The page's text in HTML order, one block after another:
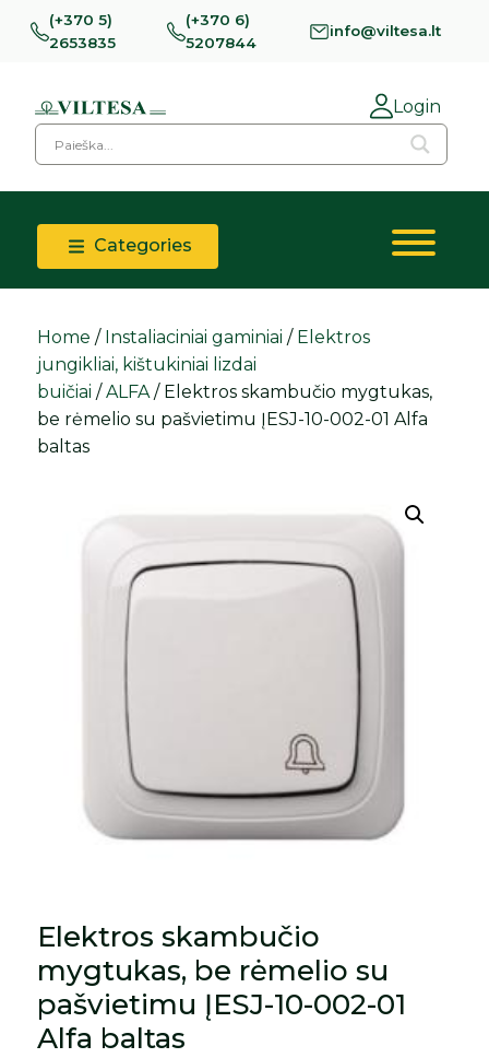
(+370 5)
2653835
(+370 6)
5207844
info@viltesa.lt
Login
Categories
Home / Instaliaciniai gaminiai / Elektros
jungikliai, kištukiniai lizdai
buičiai /ALFA/ Elektros skambučio mygtukas,
be rėmelio su pašvietimu ĮESJ-10-002-01 Alfa
baltas
Elektros skambučio
mygtukas, be rėmelio su
pašvietimu ĮESJ-10-002-01
Alfa baltas